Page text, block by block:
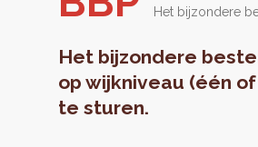
Het bijzondere
Het bijzondere
op wijkniveau (één
te sturen.